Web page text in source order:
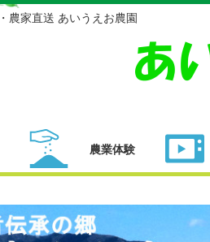
農家直送 あいうえお農園
農業体験